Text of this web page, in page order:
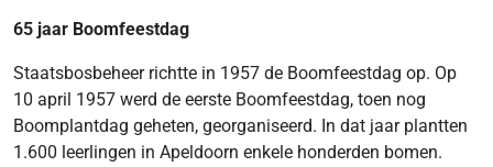
65 jaar Boomfeestdag
Staatsbosbeheer richtte in 1957 de Boomfeestdag op. Op
10 april 1957 werd de eerste Boomfeestdag, toen nog
Boomplantdag geheten, georganiseerd. In dat jaar plantten
1.600 leerlingen in Apeldoorn enkele honderden bomen.